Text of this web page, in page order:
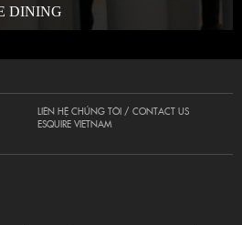
DINING
LIÊN HỆ CHÚNG TÔI / CONTACT US
ESQUIRE VIETNAM